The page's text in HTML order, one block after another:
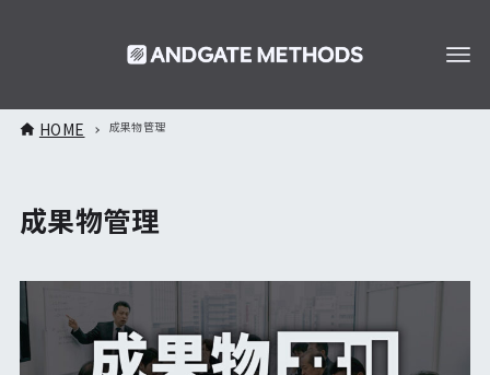
HOME 成果物管理
成果物管理